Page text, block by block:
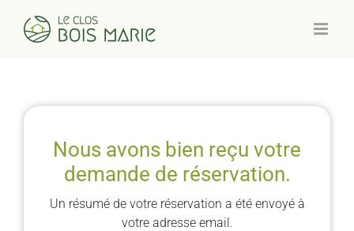
content
Nous avons bien reçu votre
demande de réservation.
Un résumé de votre réservation a été envoyé à
votre adresse email.